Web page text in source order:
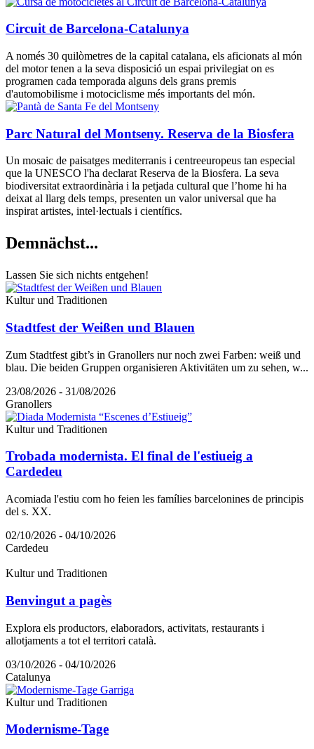
Circuit de Barcelona-Catalunya
A només 30 quilòmetres de la capital catalana, els aficionats al món
del motor tenen a la seva disposició un espai privilegiat on es
programen cada temporada alguns dels grans premis
d'automobilisme i motociclisme més importants del món.
Parc Natural del Montseny. Reserva de la Biosfera
Un mosaic de paisatges mediterranis i centreeuropeus tan especial
que la UNESCO l'ha declarat Reserva de la Biosfera. La seva
biodiversitat extraordinària i la petjada cultural que l’home hi ha
deixat al llarg dels temps, presenten un valor universal que ha
inspirat artistes, intel·lectuals i científics.
Demnächst...
Lassen Sie sich nichts entgehen!
Kultur und Traditionen
Stadtfest der Weißen und Blauen
Zum Stadtfest gibt’s in Granollers nur noch zwei Farben: weiß und
blau. Die beiden Gruppen organisieren Aktivitäten um zu sehen, w...
23/08/2026 - 31/08/2026
Granollers
Kultur und Traditionen
Trobada modernista. El final de l'estiueig a
Cardedeu
Acomiada l'estiu com ho feien les famílies barcelonines de principis
del s. XX.
02/10/2026 - 04/10/2026
Cardedeu
Kultur und Traditionen
Benvingut a pagès
Explora els productors, elaboradors, activitats, restaurants i
allotjaments a tot el territori català.
03/10/2026 - 04/10/2026
Catalunya
Kultur und Traditionen
Modernisme-Tage